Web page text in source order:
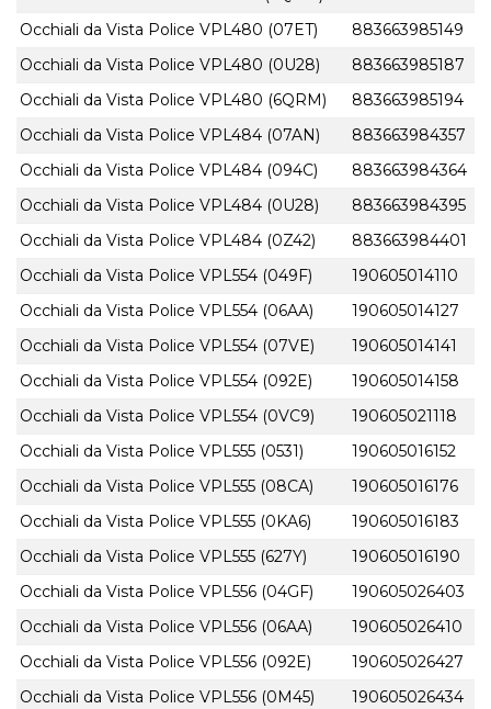
Occhiali da Vista Police VPL480 (07ET)
883663985149
Occhiali da Vista Police VPL480 (0U28)
883663985187
Occhiali da Vista Police VPL480 (6QRM)
883663985194
Occhiali da Vista Police VPL484 (07AN)
883663984357
Occhiali da Vista Police VPL484 (094C)
883663984364
Occhiali da Vista Police VPL484 (0U28)
883663984395
Occhiali da Vista Police VPL484 (0Z42)
883663984401
Occhiali da Vista Police VPL554 (049F)
190605014110
Occhiali da Vista Police VPL554 (06AA)
190605014127
Occhiali da Vista Police VPL554 (07VE)
190605014141
Occhiali da Vista Police VPL554 (092E)
190605014158
Occhiali da Vista Police VPL554 (0VC9)
190605021118
Occhiali da Vista Police VPL555 (0531)
190605016152
Occhiali da Vista Police VPL555 (08CA)
190605016176
Occhiali da Vista Police VPL555 (0KA6)
190605016183
Occhiali da Vista Police VPL555 (627Y)
190605016190
Occhiali da Vista Police VPL556 (04GF)
190605026403
Occhiali da Vista Police VPL556 (06AA)
190605026410
Occhiali da Vista Police VPL556 (092E)
190605026427
Occhiali da Vista Police VPL556 (0M45)
190605026434